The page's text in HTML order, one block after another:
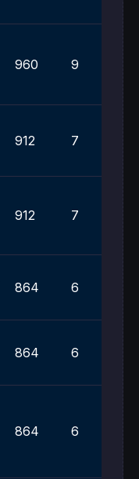
960 9
912 7
912 7
864 6
864 6
864 6